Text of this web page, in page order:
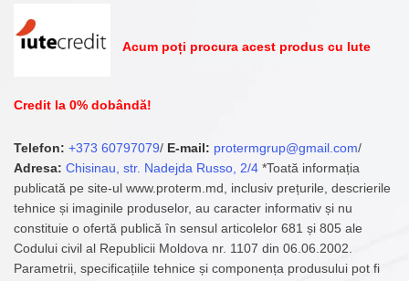
Acum poți procura acest produs cu Iute
Credit la 0% dobândă!
Telefon: +373 60797079/ E-mail: protermgrup@gmail.com/
Adresa: Chisinau, str. Nadejda Russo, 2/4 *Toată informația
publicată pe site-ul www.proterm.md, inclusiv prețurile, descrierile
tehnice și imaginile produselor, au caracter informativ și nu
constituie o ofertă publică în sensul articolelor 681 și 805 ale
Codului civil al Republicii Moldova nr. 1107 din 06.06.2002.
Parametrii, specificațiile tehnice și componența produsului pot fi